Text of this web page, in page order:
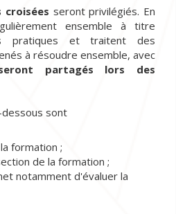
croisées seront privilégiés. En
ensemble à titre
pratiques et traitent des
à résoudre ensemble, avec
partagés lors des
dessous sont
formation ;
de la formation ;
notamment d'évaluer la